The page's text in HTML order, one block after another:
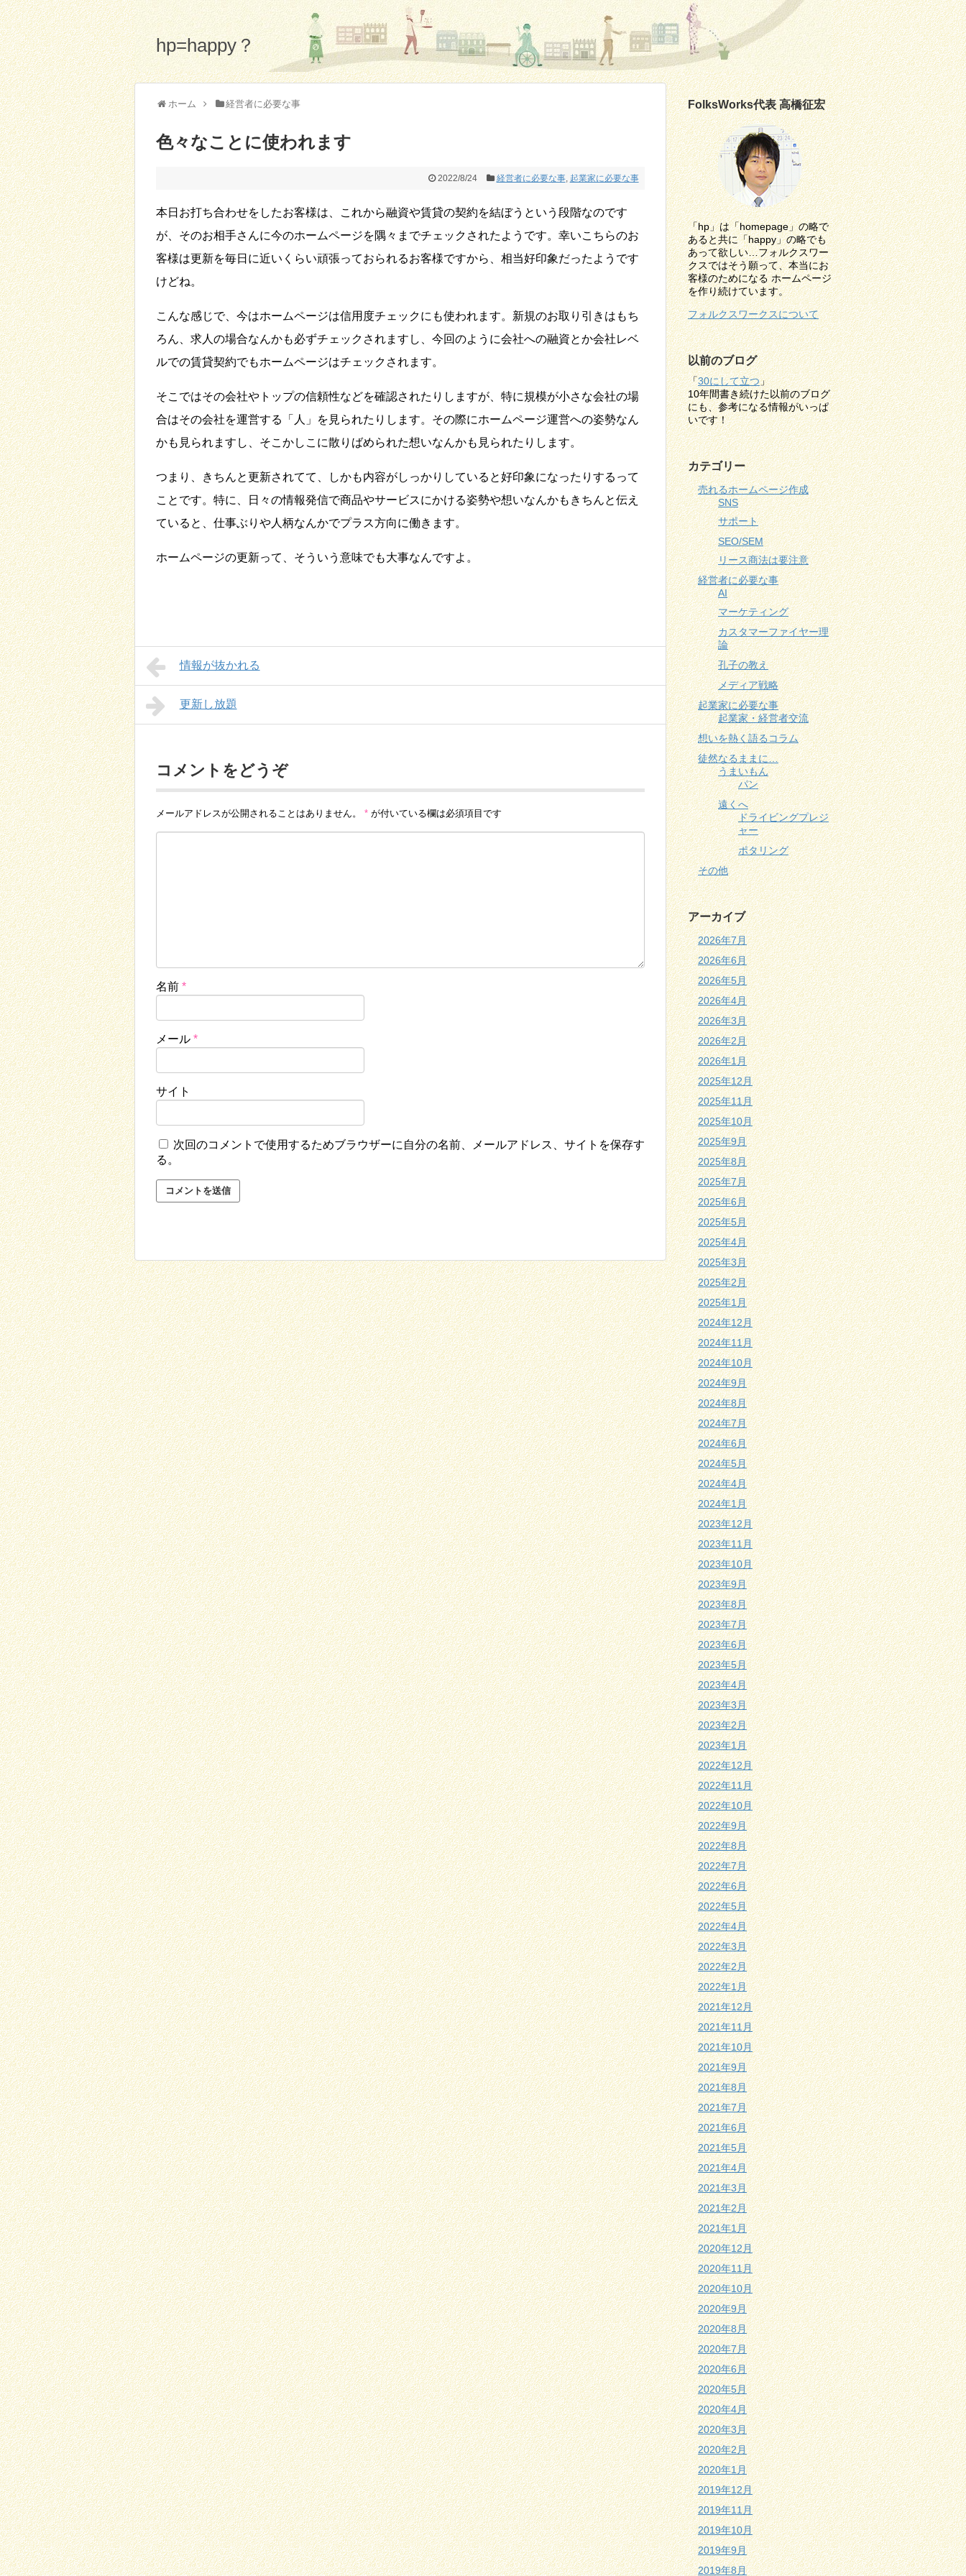
hp=happy？
ホーム 経営者に必要な事
色々なことに使われます
2022/8/24 経営者に必要な事, 起業家に必要な事
本日お打ち合わせをしたお客様は、これから融資や賃貸の契約を結ぼうという段階なのです
が、そのお相手さんに今のホームページを隅々までチェックされたようです。幸いこちらのお
客様は更新を毎日に近いくらい頑張っておられるお客様ですから、相当好印象だったようです
けどね。
こんな感じで、今はホームページは信用度チェックにも使われます。新規のお取り引きはもち
ろん、求人の場合なんかも必ずチェックされますし、今回のように会社への融資とか会社レベ
ルでの賃貸契約でもホームページはチェックされます。
そこではその会社やトップの信頼性などを確認されたりしますが、特に規模が小さな会社の場
合はその会社を運営する「人」を見られたりします。その際にホームページ運営への姿勢なん
かも見られますし、そこかしこに散りばめられた想いなんかも見られたりします。
つまり、きちんと更新されてて、しかも内容がしっかりしていると好印象になったりするって
ことです。特に、日々の情報発信で商品やサービスにかける姿勢や想いなんかもきちんと伝え
ていると、仕事ぶりや人柄なんかでプラス方向に働きます。
ホームページの更新って、そういう意味でも大事なんですよ。
情報が抜かれる
更新し放題
コメントをどうぞ
メールアドレスが公開されることはありません。 * が付いている欄は必須項目です
名前 *
メール *
サイト
次回のコメントで使用するためブラウザーに自分の名前、メールアドレス、サイトを保存す
る。
FolksWorks代表 高橋征宏
「hp」は「homepage」の略で
あると共に「happy」の略でも
あって欲しい…フォルクスワー
クスではそう願って、本当にお
客様のためになる ホームページ
を作り続けています。
フォルクスワークスについて
以前のブログ
「30にして立つ」
10年間書き続けた以前のブログ
にも、参考になる情報がいっぱ
いです！
カテゴリー
売れるホームページ作成
SNS
サポート
SEO/SEM
リース商法は要注意
経営者に必要な事
AI
マーケティング
カスタマーファイヤー理
論
孔子の教え
メディア戦略
起業家に必要な事
起業家・経営者交流
想いを熱く語るコラム
徒然なるままに…
うまいもん
パン
遠くへ
ドライビングプレジ
ャー
ポタリング
その他
アーカイブ
2026年7月
2026年6月
2026年5月
2026年4月
2026年3月
2026年2月
2026年1月
2025年12月
2025年11月
2025年10月
2025年9月
2025年8月
2025年7月
2025年6月
2025年5月
2025年4月
2025年3月
2025年2月
2025年1月
2024年12月
2024年11月
2024年10月
2024年9月
2024年8月
2024年7月
2024年6月
2024年5月
2024年4月
2024年1月
2023年12月
2023年11月
2023年10月
2023年9月
2023年8月
2023年7月
2023年6月
2023年5月
2023年4月
2023年3月
2023年2月
2023年1月
2022年12月
2022年11月
2022年10月
2022年9月
2022年8月
2022年7月
2022年6月
2022年5月
2022年4月
2022年3月
2022年2月
2022年1月
2021年12月
2021年11月
2021年10月
2021年9月
2021年8月
2021年7月
2021年6月
2021年5月
2021年4月
2021年3月
2021年2月
2021年1月
2020年12月
2020年11月
2020年10月
2020年9月
2020年8月
2020年7月
2020年6月
2020年5月
2020年4月
2020年3月
2020年2月
2020年1月
2019年12月
2019年11月
2019年10月
2019年9月
2019年8月